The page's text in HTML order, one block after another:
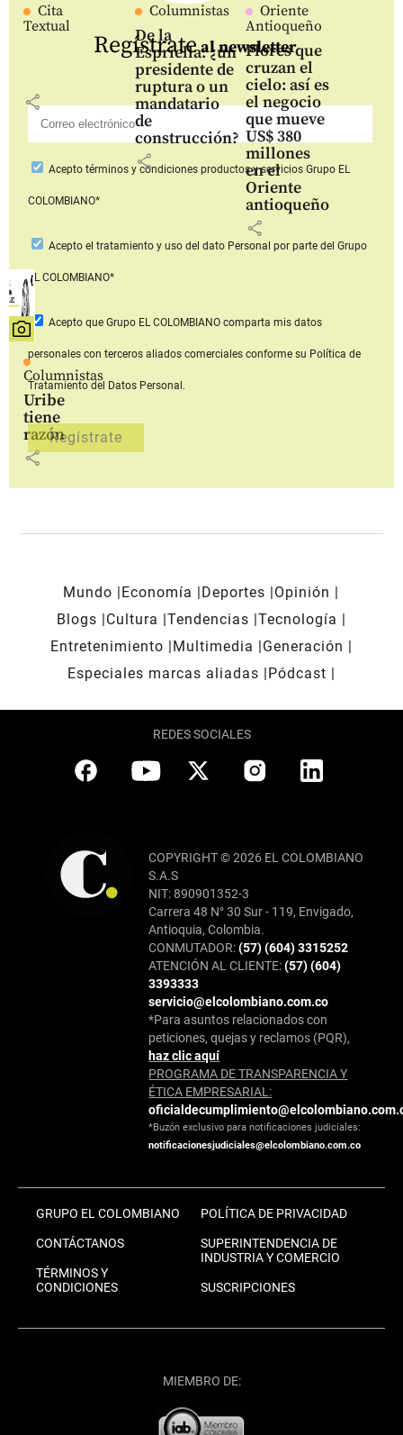
Cita
Textual
share
Columnistas
De la
Espriella: ¿un
presidente de
ruptura o un
mandatario
de
construcción?
share
Oriente
Antioqueño
Flores que
cruzan el
cielo: así es
el negocio
que mueve
US$ 380
millones
en el
Oriente
antioqueño
share
Columnistas
Uribe
tiene
razón
share
Regístrateal newsletter
Aceptotérminos y condiciones productos y serviciosGrupo EL
COLOMBIANO*
Acepto el tratamiento y uso del dato Personal por parte del Grupo
EL COLOMBIANO*
Acepto que Grupo EL COLOMBIANOcomparta mis datos
personales con terceros aliados comerciales conforme su Política de
Tratamiento del Datos Personal.
Mundo Economía Deportes
Opinión
Blogs
Cultura Tendencias Tecnología
Entretenimiento
Multimedia
Generación
Especiales marcas aliadas
Pódcast
REDES SOCIALES
COPYRIGHT © 2026 EL COLOMBIANO
S.A.S
NIT: 890901352-3
Carrera 48 N° 30 Sur - 119, Envigado,
Antioquia, Colombia.
CONMUTADOR:(57) (604) 3315252
ATENCIÓN AL CLIENTE:(57) (604)
3393333
servicio@elcolombiano.com.co
*Para asuntos relacionados con
peticiones, quejas y reclamos (PQR),
haz clic aquí
PROGRAMA DE TRANSPARENCIA Y
ÉTICA EMPRESARIAL:
*Buzón exclusivo para notificaciones judiciales:
notificacionesjudiciales@elcolombiano.com.co
GRUPO EL COLOMBIANO
CONTÁCTANOS
TÉRMINOS Y
CONDICIONES
POLÍTICA DE PRIVACIDAD
SUPERINTENDENCIA DE
INDUSTRIA Y COMERCIO
SUSCRIPCIONES
MIEMBRO DE: